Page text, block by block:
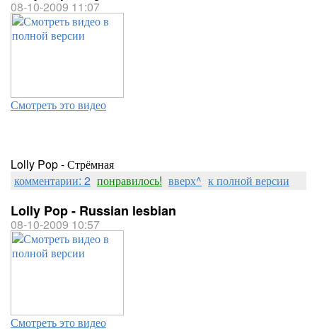
08-10-2009 11:07
Смотреть это видео
Lolly Pop - Стрёмная
комментарии: 2 понравилось! вверх^ к полной версии
Lolly Pop - Russian lesbian
08-10-2009 10:57
Смотреть это видео